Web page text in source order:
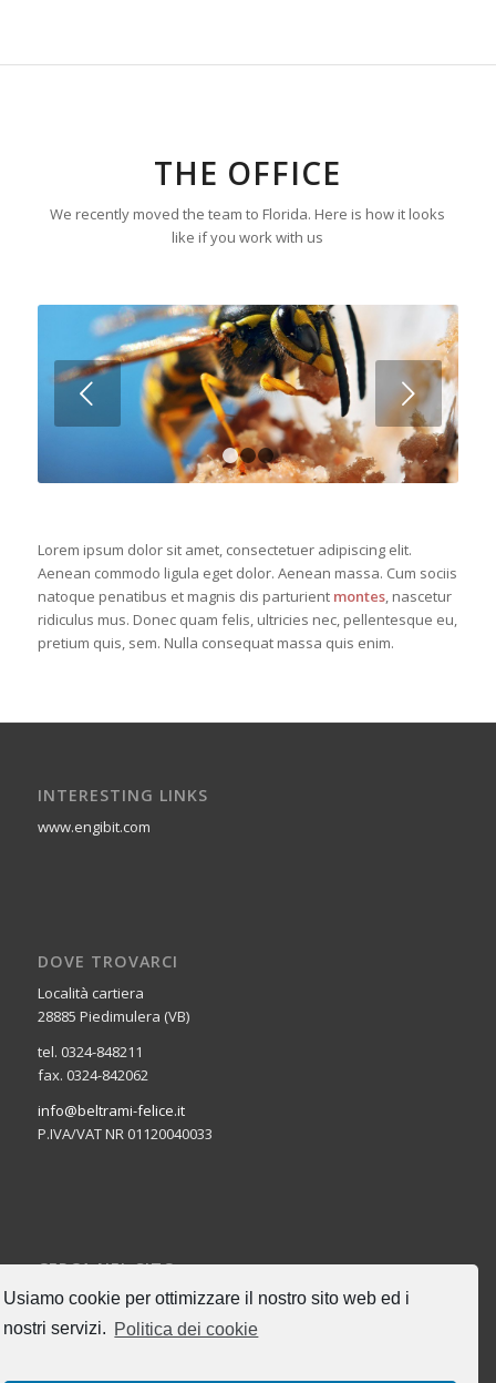
Usiamo cookie per ottimizzare il nostro sito web ed i
nostri servizi. Politica dei cookie
THE OFFICE
We recently moved the team to Florida. Here is how it looks
like if you work with us
Posteriore
1 2 3
Lorem ipsum dolor sit amet, consectetuer adipiscing elit.
Aenean commodo ligula eget dolor. Aenean massa. Cum sociis
natoque penatibus et magnis dis parturient montes, nascetur
ridiculus mus. Donec quam felis, ultricies nec, pellentesque eu,
pretium quis, sem. Nulla consequat massa quis enim.
INTERESTING LINKS
www.engibit.com
DOVE TROVARCI
Località cartiera
28885 Piedimulera (VB)
tel. 0324-848211
fax. 0324-842062
info@beltrami-felice.it
P.IVA/VAT NR 01120040033
CERCA NEL SITO